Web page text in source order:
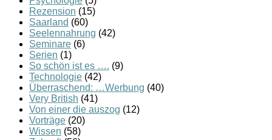
Rezension (15)
Saarland (60)
Seelennahrung (42)
Seminare (6)
Serien (1)
So schön ist es …. (9)
Technologie (42)
Überraschend: …Werbung (40)
Very British (41)
Von einer die auszog (12)
Vorträge (20)
Wissen (58)